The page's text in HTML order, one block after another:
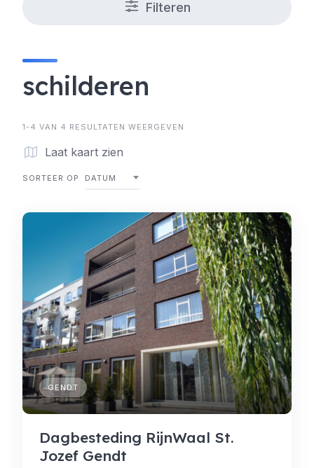
Filteren
schilderen
1-4 VAN 4 RESULTATEN WEERGEVEN
Laat kaart zien
SORTEER OP DATUM
GENDT
Dagbesteding RijnWaal St.
Jozef Gendt